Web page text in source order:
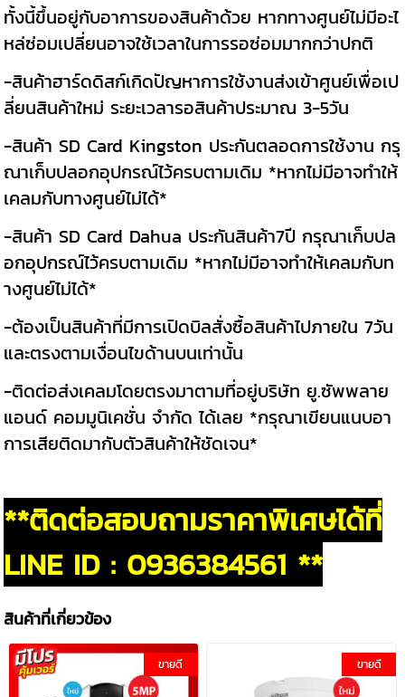
ทั้งนี้ขึ้นอยู่กับอาการของสินค้าด้วย หากทางศูนย์ไม่มีอะไ
หล่ซ่อมเปลี่ยนอาจใช้เวลาในการรอซ่อมมากกว่าปกติ
-สินค้าฮาร์ดดิสก์เกิดปัญหาการใช้งานส่งเข้าศูนย์เพื่อเป
ลี่ยนสินค้าใหม่ ระยะเวลารอสินค้าประมาณ 3-5วัน
-สินค้า SD Card Kingston ประกันตลอดการใช้งาน กรุ
ณาเก็บปลอกอุปกรณ์ไว้ครบตามเดิม *หากไม่มีอาจทำให้
เคลมกับทางศูนย์ไม่ได้*
-สินค้า SD Card Dahua ประกันสินค้า7ปี กรุณาเก็บปล
อกอุปกรณ์ไว้ครบตามเดิม *หากไม่มีอาจทำให้เคลมกับท
างศูนย์ไม่ได้*
-ต้องเป็นสินค้าที่มีการเปิดบิลสั่งซื้อสินค้าไปภายใน 7วัน
และตรงตามเงื่อนไขด้านบนเท่านั้น
-ติดต่อส่งเคลมโดยตรงมาตามที่อยู่บริษัท ยู.ซัพพลาย
แอนด์ คอมมูนิเคชั่น จำกัด ได้เลย *กรุณาเขียนแนบอา
การเสียติดมากับตัวสินค้าให้ชัดเจน*
**ติดต่อสอบถามราคาพิเศษได้ที่
LINE ID : 0936384561 **
สินค้าที่เกี่ยวข้อง
ขายดี ขายดี